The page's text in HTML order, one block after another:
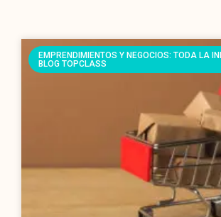
EMPRENDIMIENTOS Y NEGOCIOS: TODA LA
BLOG TOPCLASS